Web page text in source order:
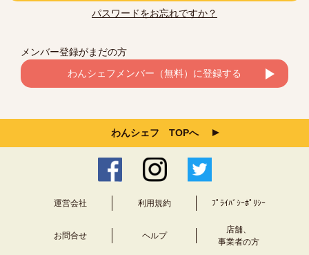
パスワードをお忘れですか？
メンバー登録がまだの方
わんシェフメンバー（無料）に登録する
わんシェフ TOPへ
運営会社 利用規約 ﾌﾟﾗｲﾊﾞｼｰﾎﾟﾘｼｰ
お問合せ ヘルプ
店舗、
事業者の方